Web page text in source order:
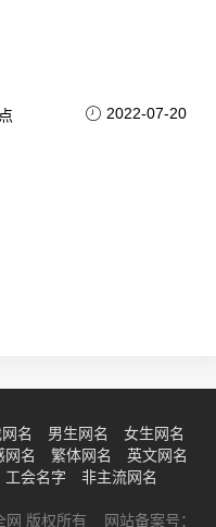
2022-07-20
名 男生网名
女生网名
网名 繁体网名
英文网名
工会名字 非主流网名
网 版权所有 网站备案号：